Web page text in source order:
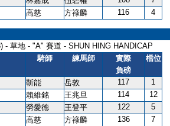
高慈 方祿麟 116 4
- 草地 - "A" 賽道 - SHUN HING HANDICAP
騎師 練馬師
實際
負磅
檔位
靳能 岳敦 117
1
賴維銘 王兆旦 114
12
勞愛德 王登平 122
5
高慈 方祿麟 136 7